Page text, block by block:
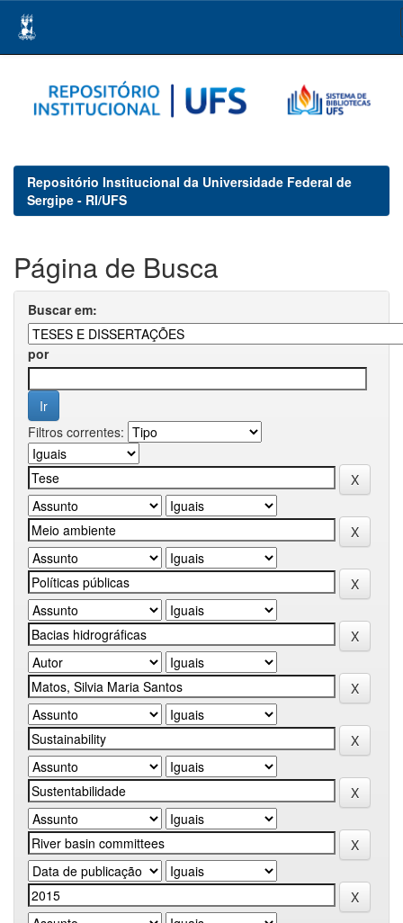
navigation
Repositório Institucional da Universidade Federal de
Sergipe - RI/UFS
Página de Busca
Buscar em:
por
Filtros correntes: